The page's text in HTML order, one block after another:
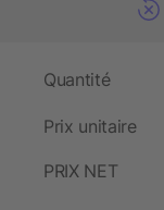
Quantité
Prix unitaire
PRIX NET